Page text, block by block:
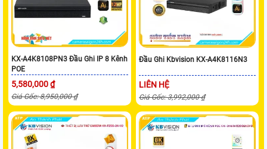
KX-A4K8108PN3 Đầu Ghi IP 8 Kênh
POE
5,580,000 ₫
Giá Gốc: 8,950,000 ₫
Đầu Ghi Kbvision KX-A4K8116N3
LIÊN HỆ
Giá Gốc: 3,992,000 ₫